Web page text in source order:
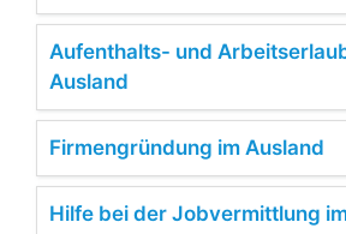
Aufenthalts- und
Ausland
Firmengründung im Ausland
Hilfe bei der Jobvermittlung